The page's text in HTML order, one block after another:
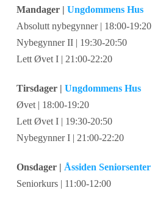
Mandager | Ungdommens Hus
Absolutt nybegynner | 18:00-19:20
Nybegynner II | 19:30-20:50
Lett Øvet I | 21:00-22:20
Tirsdager | Ungdommens Hus
Øvet | 18:00-19:20
Lett Øvet I | 19:30-20:50
Nybegynner I | 21:00-22:20
Onsdager | Åssiden Seniorsenter
Seniorkurs | 11:00-12:00